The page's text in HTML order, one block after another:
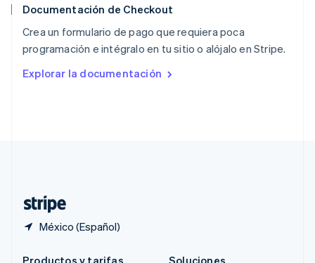
Documentación de Checkout
Crea un formulario de pago que requiera poca
programación e intégralo en tu sitio o alójalo en Stripe.
Explorar la documentación
México (Español)
Reino Unido
República Checa
English
English
Productos y tarifas
Soluciones